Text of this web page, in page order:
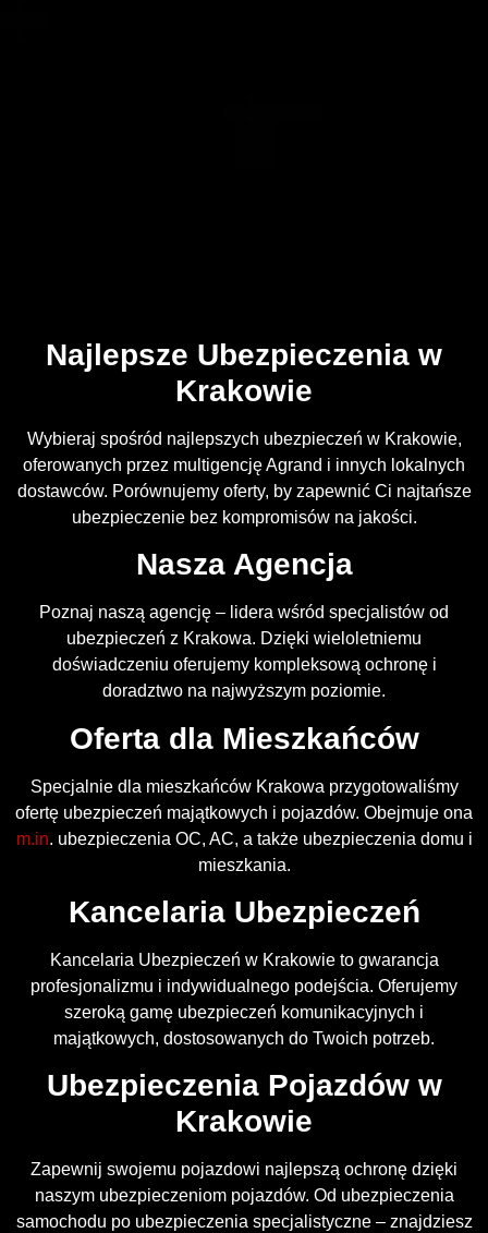
Najlepsze Ubezpieczenia w
Krakowie
Wybieraj spośród najlepszych ubezpieczeń w Krakowie,
oferowanych przez multigencję Agrand i innych lokalnych
dostawców. Porównujemy oferty, by zapewnić Ci najtańsze
ubezpieczenie bez kompromisów na jakości.
Nasza Agencja
Poznaj naszą agencję – lidera wśród specjalistów od
ubezpieczeń z Krakowa. Dzięki wieloletniemu
doświadczeniu oferujemy kompleksową ochronę i
doradztwo na najwyższym poziomie.
Oferta dla Mieszkańców
Specjalnie dla mieszkańców Krakowa przygotowaliśmy
ofertę ubezpieczeń majątkowych i pojazdów. Obejmuje ona
m.in. ubezpieczenia OC, AC, a także ubezpieczenia domu i
mieszkania.
Kancelaria Ubezpieczeń
Kancelaria Ubezpieczeń w Krakowie to gwarancja
profesjonalizmu i indywidualnego podejścia. Oferujemy
szeroką gamę ubezpieczeń komunikacyjnych i
majątkowych, dostosowanych do Twoich potrzeb.
Ubezpieczenia Pojazdów w
Krakowie
Zapewnij swojemu pojazdowi najlepszą ochronę dzięki
naszym ubezpieczeniom pojazdów. Od ubezpieczenia
samochodu po ubezpieczenia specjalistyczne – znajdziesz